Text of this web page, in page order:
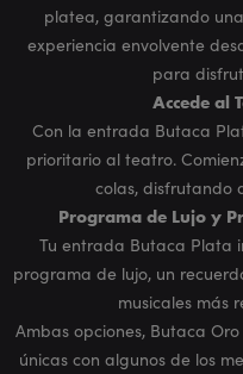
platea, garantizando
experiencia envolvente
para
Accede al
Con la entrada Butaca
prioritario al teatro.
colas, disfrutando
Programa de Lujo y
Tu entrada Butaca Plata
programa de lujo, un
musicales más
Ambas opciones, Butaca
únicas con algunos de los